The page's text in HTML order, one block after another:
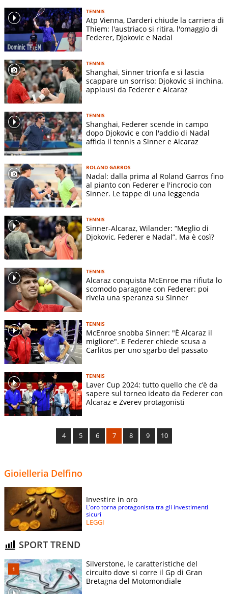
TENNIS
Atp Vienna, Darderi chiude la carriera di
Thiem: l'austriaco si ritira, l'omaggio di
Federer, Djokovic e Nadal
TENNIS
Shanghai, Sinner trionfa e si lascia
scappare un sorriso: Djokovic si inchina,
applausi da Federer e Alcaraz
TENNIS
Shanghai, Federer scende in campo
dopo Djokovic e con l'addio di Nadal
affida il tennis a Sinner e Alcaraz
ROLAND GARROS
Nadal: dalla prima al Roland Garros fino
al pianto con Federer e l'incrocio con
Sinner. Le tappe di una leggenda
TENNIS
Sinner-Alcaraz, Wilander: “Meglio di
Djokovic, Federer e Nadal”. Ma è così?
TENNIS
Alcaraz conquista McEnroe ma rifiuta lo
scomodo paragone con Federer: poi
rivela una speranza su Sinner
TENNIS
McEnroe snobba Sinner: "È Alcaraz il
migliore". E Federer chiede scusa a
Carlitos per uno sgarbo del passato
TENNIS
Laver Cup 2024: tutto quello che c’è da
sapere sul torneo ideato da Federer con
Alcaraz e Zverev protagonisti
4 5 6 7 8 9 10
Gioielleria Delfino
Investire in oro
L’oro torna protagonista tra gli investimenti
sicuri
LEGGI
SPORT TREND
Silverstone, le caratteristiche del
circuito dove si corre il Gp di Gran
Bretagna del Motomondiale